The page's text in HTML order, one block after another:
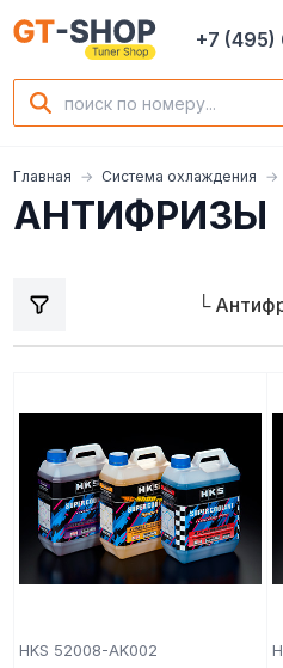
+7
Главная Система охлаждения
АНТИФРИЗЫ
HKS 52008-AK002